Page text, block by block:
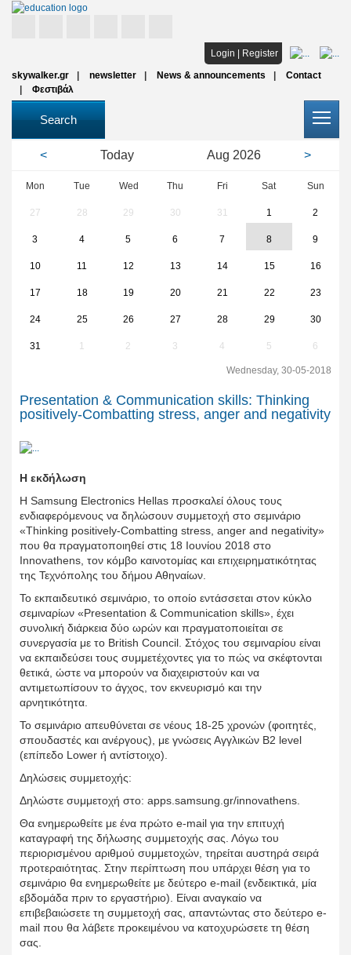
Login | Register
skywalker.gr
newsletter News & announcements
Contact
Φεστιβάλ
Search
Studies
Scholarships
All institutions
Articles
< Today Aug 2026 >
Mon Tue Wed Thu Fri Sat Sun
27 28 29 30 31 1 2
3 4 5 6 7 8 9
10 11 12 13 14 15 16
17 18 19 20 21 22 23
24 25 26 27 28 29 30
31 1 2 3 4 5 6
Wednesday, 30-05-2018
Presentation & Communication skills: Thinking
positively-Combatting stress, anger and negativity
Η εκδήλωση
Η Samsung Electronics Hellas προσκαλεί όλους τους
ενδιαφερόμενους να δηλώσουν συμμετοχή στo σεμινάριο
«Thinking positively-Combatting stress, anger and negativity»
που θα πραγματοποιηθεί στις 18 Ιουνίου 2018 στο
Innovathens, τον κόμβο καινοτομίας και επιχειρηματικότητας
της Τεχνόπολης του δήμου Αθηναίων.
Το εκπαιδευτικό σεμινάριο, το οποίο εντάσσεται στον κύκλο
σεμιναρίων «Presentation & Communication skills», έχει
συνολική διάρκεια δύο ωρών και πραγματοποιείται σε
συνεργασία με το British Council. Στόχος του σεμιναρίου είναι
να εκπαιδεύσει τους συμμετέχοντες για το πώς να σκέφτονται
θετικά, ώστε να μπορούν να διαχειριστούν και να
αντιμετωπίσουν το άγχος, τον εκνευρισμό και την
αρνητικότητα.
Το σεμινάριο απευθύνεται σε νέους 18-25 χρονών (φοιτητές,
σπουδαστές και ανέργους), με γνώσεις Αγγλικών Β2 level
(επίπεδο Lower ή αντίστοιχο).
Δηλώσεις συμμετοχής:
Δηλώστε συμμετοχή στο: apps.samsung.gr/innovathens.
Θα ενημερωθείτε με ένα πρώτο e-mail για την επιτυχή
καταγραφή της δήλωσης συμμετοχής σας. Λόγω του
περιορισμένου αριθμού συμμετοχών, τηρείται αυστηρά σειρά
προτεραιότητας. Στην περίπτωση που υπάρχει θέση για το
σεμινάριο θα ενημερωθείτε με δεύτερο e-mail (ενδεικτικά, μία
εβδομάδα πριν το εργαστήριο). Είναι αναγκαίο να
επιβεβαιώσετε τη συμμετοχή σας, απαντώντας στο δεύτερο e-
mail που θα λάβετε προκειμένου να κατοχυρώσετε τη θέση
σας.